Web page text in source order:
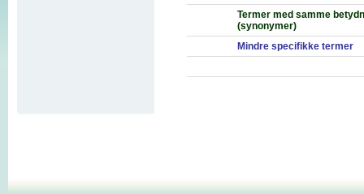
Termer med samme
(synonymer)
Mindre specifikke termer